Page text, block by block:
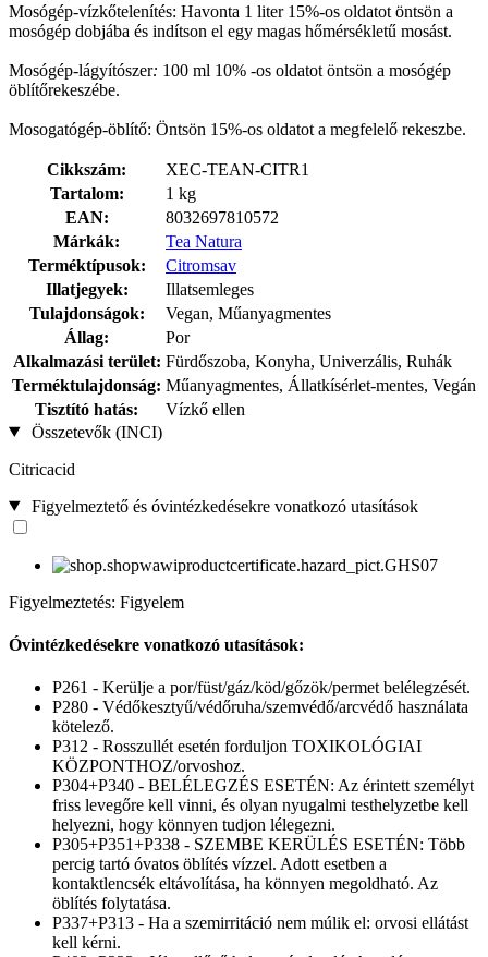
Mosógép-vízkőtelenítés: Havonta 1 liter 15%-os oldatot öntsön a
mosógép dobjába és indítson el egy magas hőmérsékletű mosást.
Mosógép-lágyítószer: 100 ml 10% -os oldatot öntsön a mosógép
öblítőrekeszébe.
Mosogatógép-öblítő: Öntsön 15%-os oldatot a megfelelő rekeszbe.
Cikkszám:
XEC-TEAN-CITR1
Tartalom:
1 kg
EAN:
8032697810572
Márkák:
Tea Natura
Terméktípusok:
Citromsav
Illatjegyek:
Illatsemleges
Tulajdonságok:
Vegan, Műanyagmentes
Állag:
Por
Alkalmazási terület: Fürdőszoba, Konyha, Univerzális, Ruhák
Terméktulajdonság: Műanyagmentes, Állatkísérlet-mentes, Vegán
Tisztító hatás:
Vízkő ellen
Összetevők (INCI)
Citricacid
Figyelmeztető és óvintézkedésekre vonatkozó utasítások
Figyelmeztetés: Figyelem
Óvintézkedésekre vonatkozó utasítások:
P261 - Kerülje a por/füst/gáz/köd/gőzök/permet belélegzését.
P280 - Védőkesztyű/védőruha/szemvédő/arcvédő használata
kötelező.
P312 - Rosszullét esetén forduljon TOXIKOLÓGIAI
KÖZPONTHOZ/orvoshoz.
P304+P340 - BELÉLEGZÉS ESETÉN: Az érintett személyt
friss levegőre kell vinni, és olyan nyugalmi testhelyzetbe kell
helyezni, hogy könnyen tudjon lélegezni.
P305+P351+P338 - SZEMBE KERÜLÉS ESETÉN: Több
percig tartó óvatos öblítés vízzel. Adott esetben a
kontaktlencsék eltávolítása, ha könnyen megoldható. Az
öblítés folytatása.
P337+P313 - Ha a szemirritáció nem múlik el: orvosi ellátást
kell kérni.